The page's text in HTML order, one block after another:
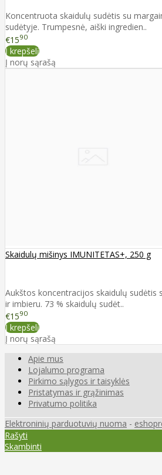
Koncentruota skaidulų sudėtis su
sudėtyje. Trumpesnė, aiški ingredien..
€1590
Į krepšelį
Į norų sąrašą
Skaidulų mišinys IMUNITETAS+, 250 g
Aukštos koncentracijos skaidulų sudėtis
ir imbieru. 73 % skaidulų sudėt..
€1590
Į krepšelį
Į norų sąrašą
Apie mus
Lojalumo programa
Pirkimo sąlygos ir taisyklės
Pristatymas ir grąžinimas
Privatumo politika
Elektroninių parduotuvių nuoma -
Rašyti
Skambinti